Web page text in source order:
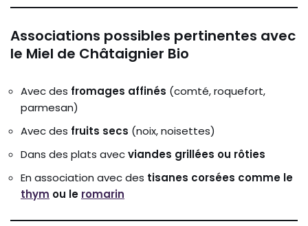
Associations possibles pertinentes avec
le Miel de Châtaignier Bio
Avec des fromages affinés (comté, roquefort,
parmesan)
Avec des fruits secs (noix, noisettes)
Dans des plats avecviandes grillées ou rôties
En association avec des tisanes corsées comme le
thym ou le romarin